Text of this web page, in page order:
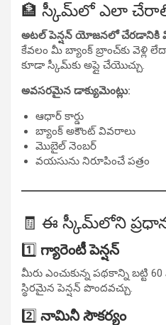
🏦 స్కీమ్‌లో ఎలా
అటల్ పెన్షన్ యోజనలో చేరడానికి
కేవలం మీ బ్యాంక్ బ్రాంచ్‌కు వెళ్లి
కూడా స్కీమ్‌కు అప్లై చేయొచ్చు.
అవసరమైన డాక్యుమెంట్లు:
ఆధార్ కార్డు
బ్యాంక్ అకౌంట్ వివరాలు
మొబైల్ నెంబర్
వయసును నిరూపించే పత్రం
🧾 ఈ స్కీమ్‌లోని
1️⃣ గ్యారెంటీ పెన్షన్
మీరు ఎంచుకున్న పథకాన్ని బట్టి
స్థిరమైన పెన్షన్ పొందవచ్చు.
2️⃣ నామినీ సౌకర్యం